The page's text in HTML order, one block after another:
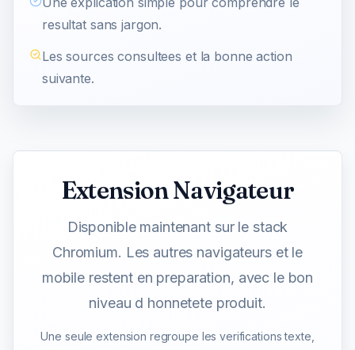
resultat sans jargon.
Les sources consultees et la bonne action
suivante.
Extension Navigateur
Disponible maintenant sur le stack
Chromium. Les autres navigateurs et le
mobile restent en preparation, avec le bon
niveau d honnetete produit.
Une seule extension regroupe les verifications texte,